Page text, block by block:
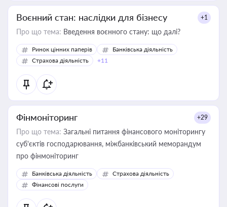
Воєнний стан: наслідки для бізнесу +1
Про що тема: Введення воєнного стану: що далі?
Ринок цінних паперів
Банківська діяльність
Страхова діяльність
+11
Фінмоніторинг +29
Про що тема: Загальні питання фінансового моніторингу
суб'єктів господарювання, міжбанківський меморандум
про фінмоніторинг
Банківська діяльність
Страхова діяльність
Фінансові послуги